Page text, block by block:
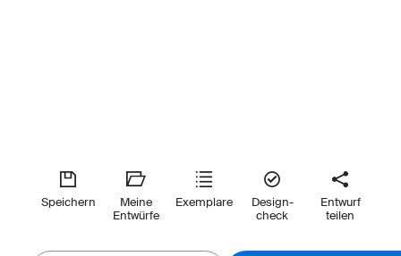
Speichern
Meine
Entwürfe
Exemplare
Design-
check
Entwurf
teilen